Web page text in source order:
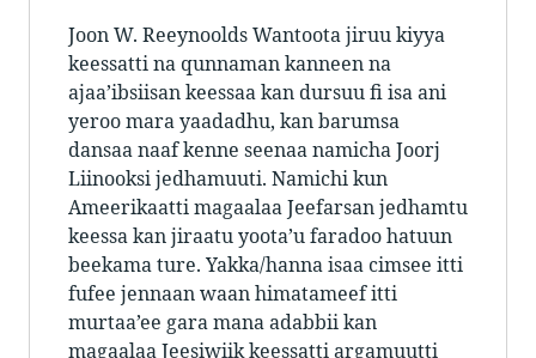
Joon W. Reeynoolds Wantoota jiruu kiyya
keessatti na qunnaman kanneen na
ajaa’ibsiisan keessaa kan dursuu fi isa ani
yeroo mara yaadadhu, kan barumsa
dansaa naaf kenne seenaa namicha Joorj
Liinooksi jedhamuuti. Namichi kun
Ameerikaatti magaalaa Jeefarsan jedhamtu
keessa kan jiraatu yoota’u faradoo hatuun
beekama ture. Yakka/hanna isaa cimsee itti
fufee jennaan waan himatameef itti
murtaa’ee gara mana adabbii kan
magaalaa Jeesiwiik keessatti argamuutti